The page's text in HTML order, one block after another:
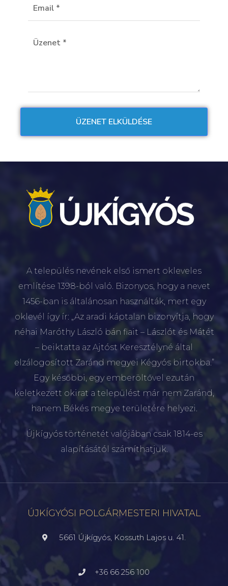
A település nevének első ismert okleveles
említése 1398-ból való. Bizonyos, hogy a nevet
1456-ban is általánosan használták, mert egy
oklevél így ír: „Az aradi káptalan bizonyítja, hogy
néhai Maróthy László bán fiait – Lászlót és Mátét
– beiktatta az Ajtóst Keresztélyné által
elzálogosított Zaránd megyei Kégyós birtokba.”
Egy későbbi, egy emberöltővel ezután
keletkezett okirat a települést már nem Zaránd,
hanem Békés megye területére helyezi.
Újkígyós történetét valójában csak 1814-es
alapításától számíthatjuk.
ÚJKÍGYÓSI POLGÁRMESTERI HIVATAL
5661 Újkígyós, Kossuth Lajos u. 41.
+36 66 256 100